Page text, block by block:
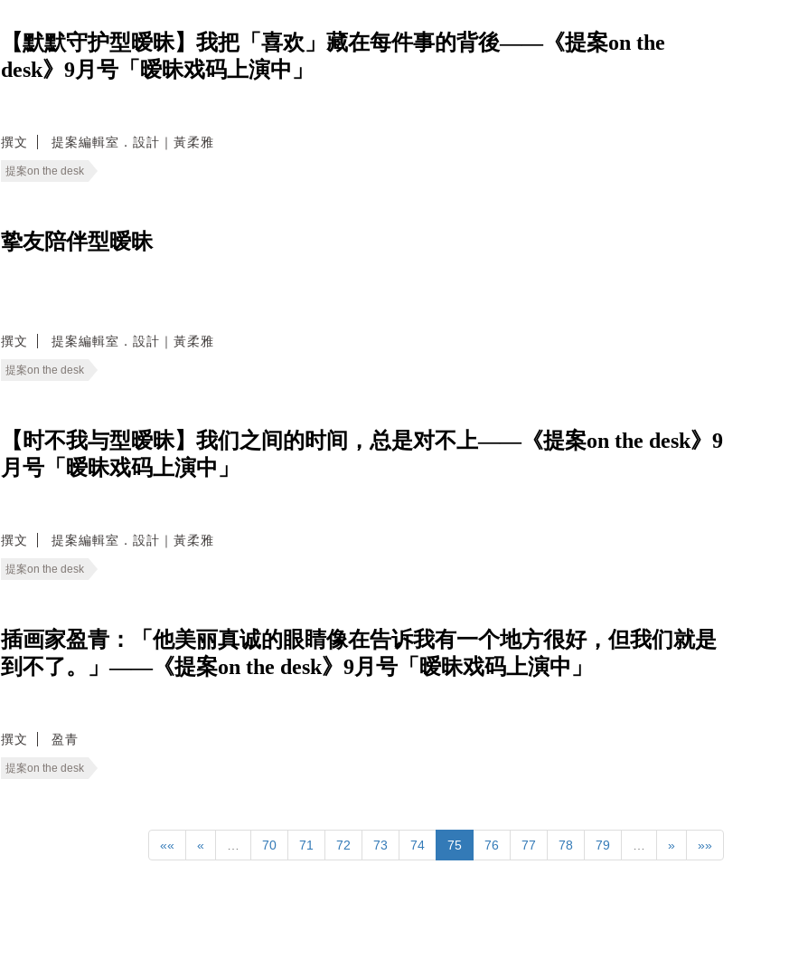
【默默守护型暧昧】我把「喜欢」藏在每件事的背後——《提案on the
desk》9月号「暧昧戏码上演中」
撰文 提案編輯室．設計｜黃柔雅
提案on the desk
挚友陪伴型暧昧
撰文 提案編輯室．設計｜黃柔雅
提案on the desk
【时不我与型暧昧】我们之间的时间，总是对不上——《提案on the desk》9
月号「暧昧戏码上演中」
撰文 提案編輯室．設計｜黃柔雅
提案on the desk
插画家盈青：「他美丽真诚的眼睛像在告诉我有一个地方很好，但我们就是
到不了。」——《提案on the desk》9月号「暧昧戏码上演中」
撰文 盈青
提案on the desk
«« « … 70 71 72 73 74 75 76 77 78 79 … » »»